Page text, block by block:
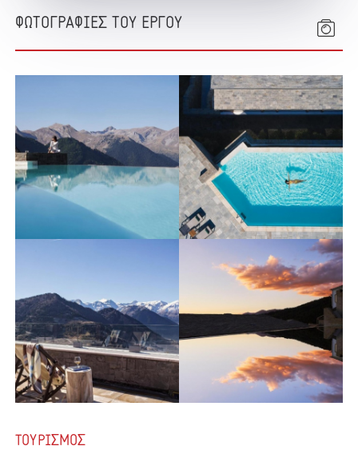
ΦΩΤΟΓΡΑΦΙΕΣ ΤΟΥ ΕΡΓΟΥ
ΤΟΥΡΙΣΜΟΣ